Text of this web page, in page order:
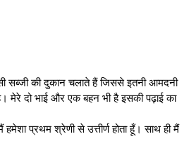
सी सब्जी की दुकान चलाते हैं जिससे इतनी आमदनी
है। मेरे दो भाई और एक बहन भी है इसकी पढ़ाई का
प्रथम श्रेणी से उत्तीर्ण होता हूँ। साथ ही मैं